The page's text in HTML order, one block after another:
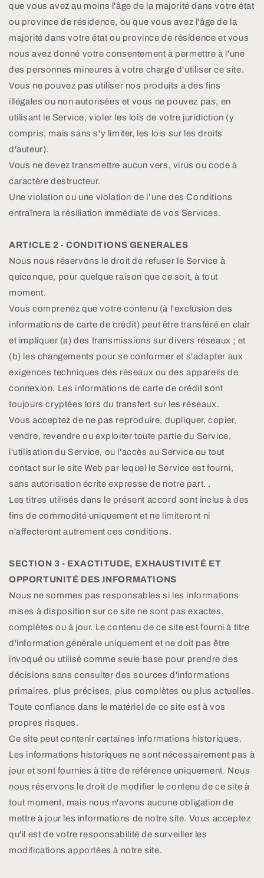
que vous avez au moins l'âge de la majorité dans votre état
ou province de résidence, ou que vous avez l'âge de la
majorité dans votre état ou province de résidence et vous
nous avez donné votre consentement à permettre à l'une
des personnes mineures à votre charge d'utiliser ce site.
Vous ne pouvez pas utiliser nos produits à des fins
illégales ou non autorisées et vous ne pouvez pas, en
utilisant le Service, violer les lois de votre juridiction (y
compris, mais sans s'y limiter, les lois sur les droits
d'auteur).
Vous ne devez transmettre aucun vers, virus ou code à
caractère destructeur.
Une violation ou une violation de l’une des Conditions
entraînera la résiliation immédiate de vos Services.
ARTICLE 2 - CONDITIONS GENERALES
Nous nous réservons le droit de refuser le Service à
quiconque, pour quelque raison que ce soit, à tout
moment.
Vous comprenez que votre contenu (à l'exclusion des
informations de carte de crédit) peut être transféré en clair
et impliquer (a) des transmissions sur divers réseaux ; et
(b) les changements pour se conformer et s'adapter aux
exigences techniques des réseaux ou des appareils de
connexion. Les informations de carte de crédit sont
toujours cryptées lors du transfert sur les réseaux.
Vous acceptez de ne pas reproduire, dupliquer, copier,
vendre, revendre ou exploiter toute partie du Service,
l'utilisation du Service, ou l'accès au Service ou tout
contact sur le site Web par lequel le Service est fourni,
sans autorisation écrite expresse de notre part. .
Les titres utilisés dans le présent accord sont inclus à des
fins de commodité uniquement et ne limiteront ni
n'affecteront autrement ces conditions.
SECTION 3 - EXACTITUDE, EXHAUSTIVITÉ ET
OPPORTUNITÉ DES INFORMATIONS
Nous ne sommes pas responsables si les informations
mises à disposition sur ce site ne sont pas exactes,
complètes ou à jour. Le contenu de ce site est fourni à titre
d'information générale uniquement et ne doit pas être
invoqué ou utilisé comme seule base pour prendre des
décisions sans consulter des sources d'informations
primaires, plus précises, plus complètes ou plus actuelles.
Toute confiance dans le matériel de ce site est à vos
propres risques.
Ce site peut contenir certaines informations historiques.
Les informations historiques ne sont nécessairement pas à
jour et sont fournies à titre de référence uniquement. Nous
nous réservons le droit de modifier le contenu de ce site à
tout moment, mais nous n'avons aucune obligation de
mettre à jour les informations de notre site. Vous acceptez
qu'il est de votre responsabilité de surveiller les
modifications apportées à notre site.